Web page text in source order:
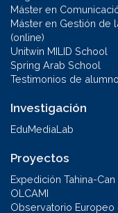
Máster en
Máster en Gestión de
(online)
Unitwin MILID School
Spring Arab School
Testimonios de
Investigación
EduMediaLab
Proyectos
Expedición Tahina-Can
OLCAMI
Observatorio Europeo